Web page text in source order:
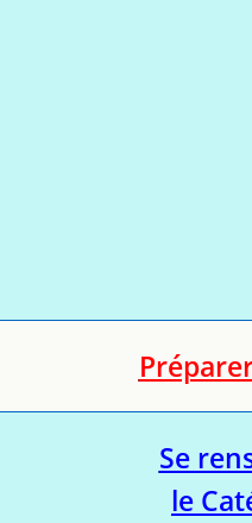
Se
le